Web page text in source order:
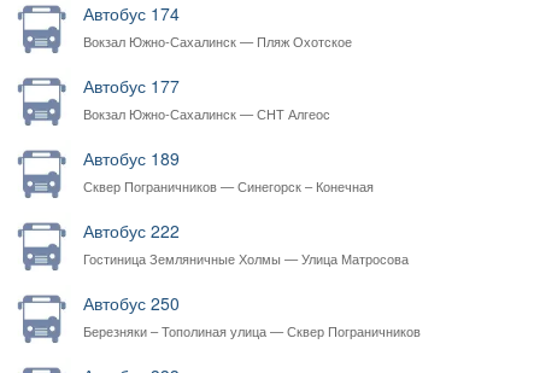
Автобус 174
Вокзал Южно-Сахалинск — Пляж Охотское
Автобус 177
Вокзал Южно-Сахалинск — СНТ Алгеос
Автобус 189
Сквер Пограничников — Синегорск – Конечная
Автобус 222
Гостиница Земляничные Холмы — Улица Матросова
Автобус 250
Березняки – Тополиная улица — Сквер Пограничников